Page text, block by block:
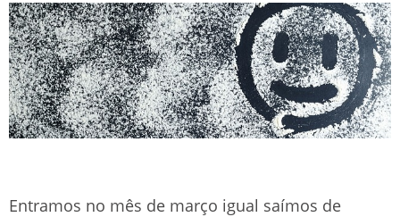
Entramos no mês de março igual saímos de